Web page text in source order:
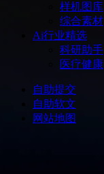
样机图库
综合素材
Ai行业精选
科研助手
医疗健康
自助提交
自助软文
网站地图